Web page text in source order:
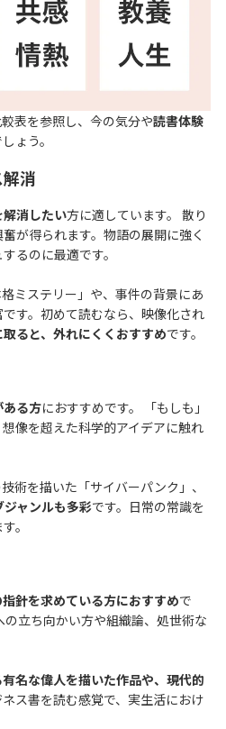
表を参照し、今の気分や読書体験
ょう。
消
消したい方に適しています。 散り
が得られます。物語の展開に強く
るのに最適です。
ミステリー」や、事件の背景にあ
す。初めて読むなら、映像化され
ると、外れにくくおすすめです。
る方におすすめです。 「もしも」
像を超えた科学的アイデアに触れ
術を描いた「サイバーパンク」、
ジャンルも多彩です。日常の常識を
。
針を求めている方におすすめで
立ち向かい方や組織論、処世術な
名な偉人を描いた作品や、現代的
ス書を読む感覚で、実生活におけ